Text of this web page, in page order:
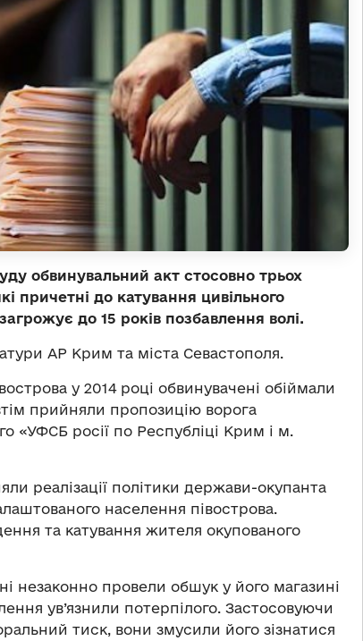
обвинувальний акт стосовно трьох
причетні до катування цивільного
до 15 років позбавлення волі.
АР Крим та міста Севастополя.
у 2014 році обвинувачені обіймали
прийняли пропозицію ворога
«УФСБ росії по Республіці Крим і м.
реалізації політики держави-окупанта
населення півострова.
та катування жителя окупованого
незаконно провели обшук у його магазині
ув’язнили потерпілого. Застосовуючи
тиск, вони змусили його зізнатися